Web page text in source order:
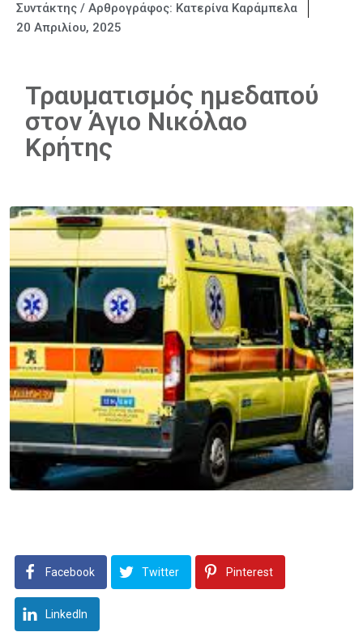
Συντάκτης / Αρθρογράφος: Κατερίνα Καράμπελα
20 Απριλίου, 2025
Τραυματισμός ημεδαπού
στον Άγιο Νικόλαο
Κρήτης
Facebook Twitter Pinterest
LinkedIn